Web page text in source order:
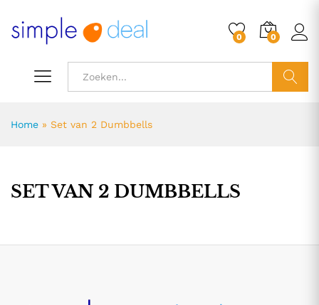
0 0
Home » Set van 2 Dumbbells
SET VAN 2 DUMBBELLS